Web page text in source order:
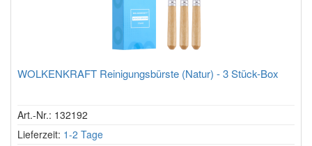
WOLKENKRAFT Reinigungsbürste (Natur) - 3 Stück-Box
Art.-Nr.: 132192
Lieferzeit: 1-2 Tage